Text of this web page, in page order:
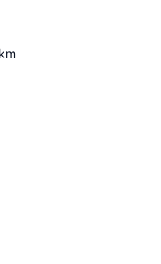
km